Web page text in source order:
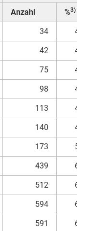
Anzahl %3)
34
42
75
98
113
140
173
439
512
594
591